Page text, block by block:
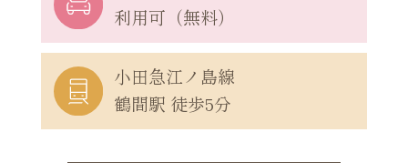
利用可（無料）
小田急江ノ島線
鶴間駅 徒歩5分